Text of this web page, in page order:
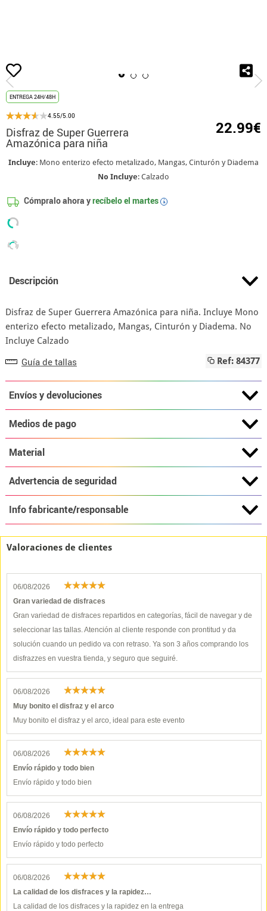
Inicio Disfrazzes - Disfraces para Día
ENTREGA 24H/48H
4.55/5.00
Disfraz de Super Guerrera
Amazónica para niña
22.99€
Incluye: Mono enterizo efecto metalizado, Mangas, Cinturón y Diadema
No Incluye: Calzado
Cómpralo ahora yrecíbelo el martes i
Descripción
Disfraz de Super Guerrera Amazónica para niña. Incluye Mono
enterizo efecto metalizado, Mangas, Cinturón y Diadema. No
Incluye Calzado
Guía de tallas Ref: 84377
Envíos y devoluciones
Medios de pago
Material
Advertencia de seguridad
Info fabricante/responsable
Valoraciones de clientes
06/08/2026
Gran variedad de disfraces
Gran variedad de disfraces repartidos en categorías, fácil de navegar y de
seleccionar las tallas. Atención al cliente responde con prontitud y da
solución cuando un pedido va con retraso. Ya son 3 años comprando los
disfrazzes en vuestra tienda, y seguro que seguiré.
06/08/2026
Muy bonito el disfraz y el arco
Muy bonito el disfraz y el arco, ideal para este evento
06/08/2026
Envío rápido y todo bien
Envío rápido y todo bien
06/08/2026
Envío rápido y todo perfecto
Envío rápido y todo perfecto
06/08/2026
La calidad de los disfraces y la rapidez…
La calidad de los disfraces y la rapidez en la entrega